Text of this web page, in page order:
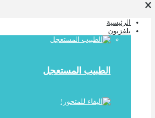
الرئيسية
تلفزيون
الطبيب المستعجل